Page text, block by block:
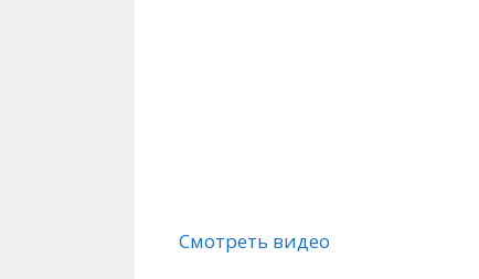
Смотреть видео